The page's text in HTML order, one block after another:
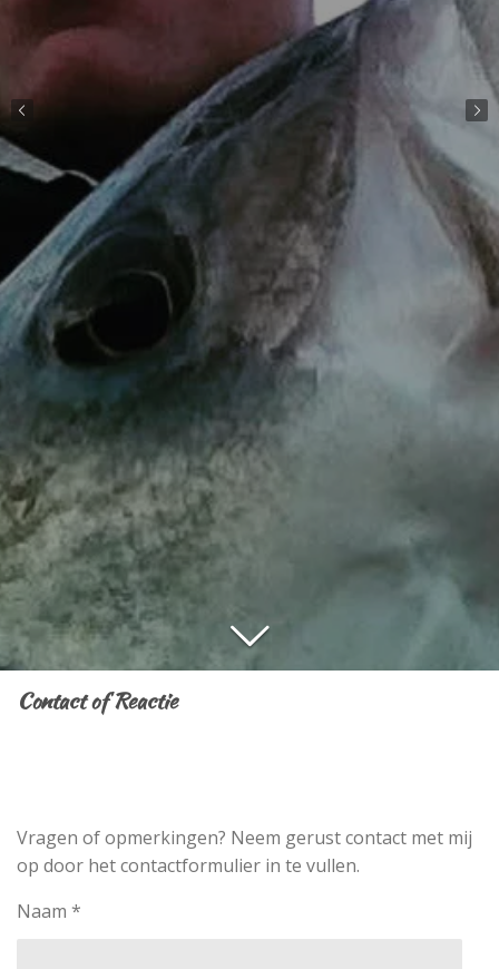
Contact of Reactie
Vragen of opmerkingen? Neem gerust contact met mij
op door het contactformulier in te vullen.
Naam *